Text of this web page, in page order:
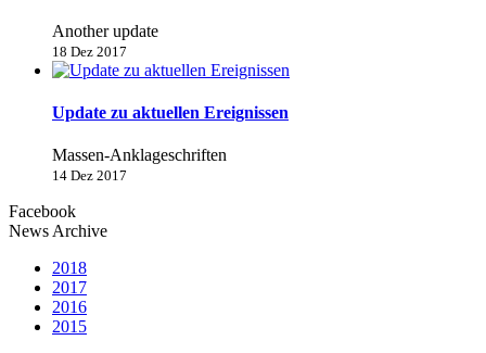
Another update
18 Dez 2017
Update zu aktuellen Ereignissen
Massen-Anklageschriften
14 Dez 2017
Facebook
News Archive
2018
2017
2016
2015